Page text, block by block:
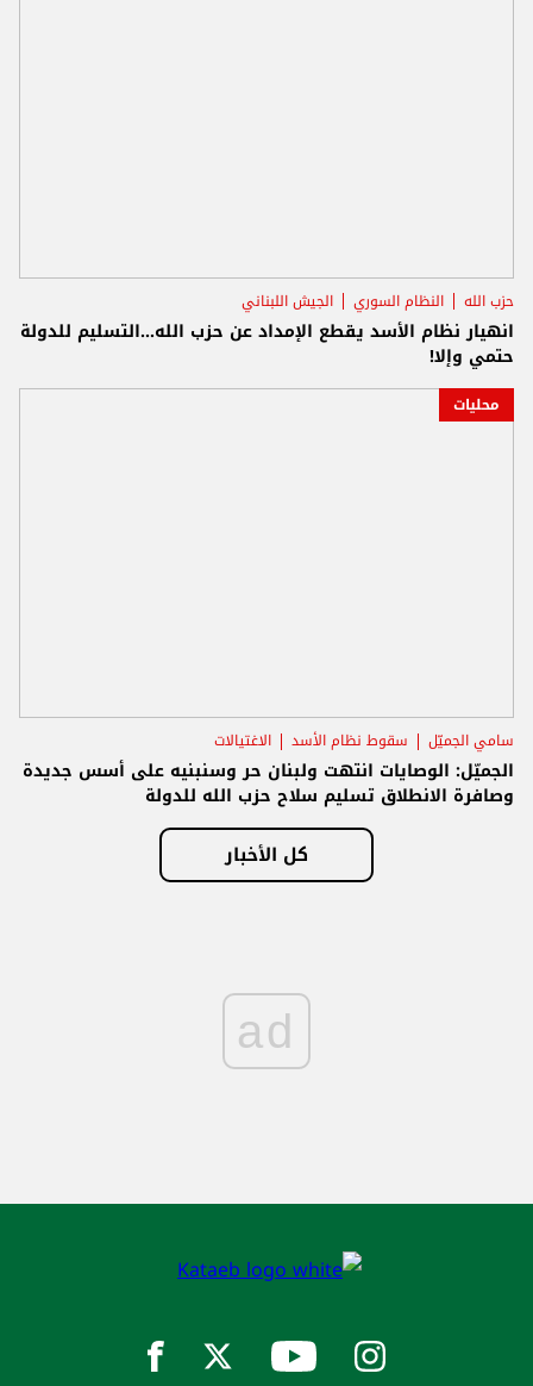
حزب الله النظام السوري الجيش اللبناني
انهيار نظام الأسد يقطع الإمداد عن حزب الله...التسليم للدولة
حتمي وإلا!
محليات
سامي الجميّل سقوط نظام الأسد الاغتيالات
الجميّل: الوصايات انتهت ولبنان حر وسنبنيه على أسس جديدة
وصافرة الانطلاق تسليم سلاح حزب الله للدولة
كل الأخبار
ad